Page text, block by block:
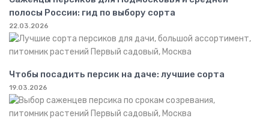
полосы России: гид по выбору сорта
22.03.2026
Чтобы посадить персик на даче: лучшие сорта
19.03.2026